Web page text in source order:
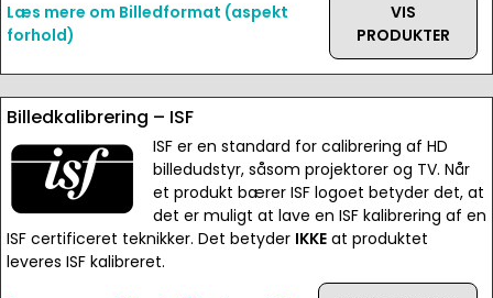
Læs mere om Billedformat (aspekt
forhold)
VIS
PRODUKTER
Billedkalibrering – ISF
ISF er en standard for calibrering af HD
billedudstyr, såsom projektorer og TV. Når
et produkt bærer ISF logoet betyder det, at
det er muligt at lave en ISF kalibrering af en
ISF certificeret teknikker. Det betyder IKKE at produktet
leveres ISF kalibreret.